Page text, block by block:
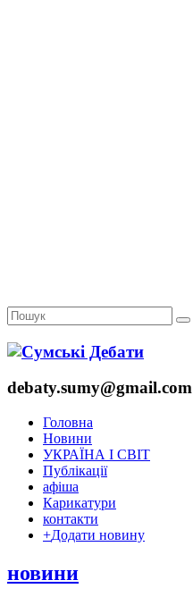
debaty.sumy@gmail.com
Головна
Новини
УКРАЇНА І СВІТ
Публікації
афіша
Карикатури
контакти
+Додати новину
новини